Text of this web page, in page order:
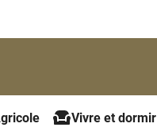
Vivre et dormir